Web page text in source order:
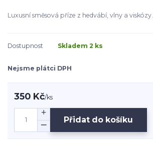
Luxusní směsová příze z hedvábí, vlny a viskózy.
Dostupnost Skladem 2 ks
Nejsme plátci DPH
350 Kč/ks
Přidat do košíku